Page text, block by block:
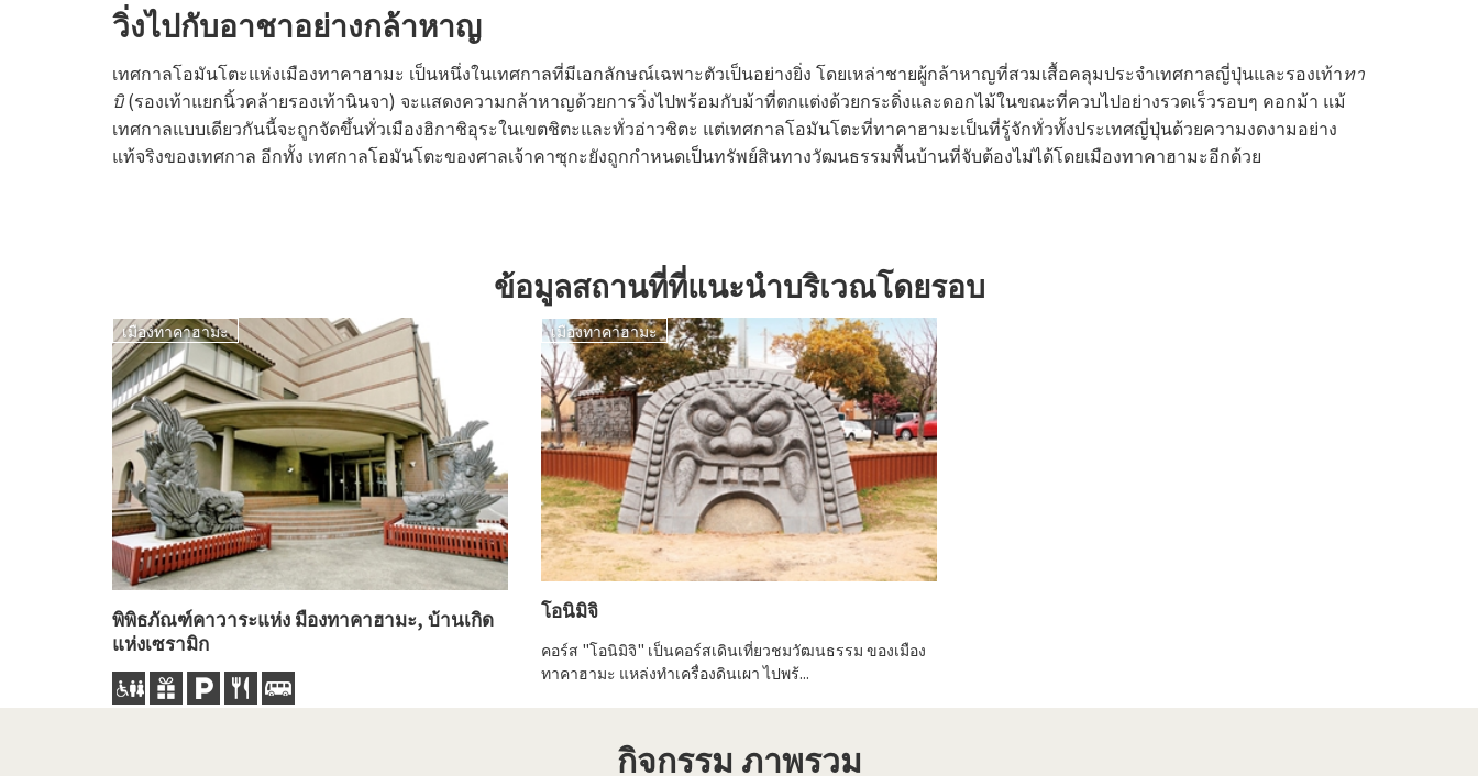
วิ่งไปกับอาชาอย่างกล้าหาญ
เทศกาลโอมันโตะแห่งเมืองทาคาฮามะ เป็นหนึ่งในเทศกาลที่มีเอกลักษณ์เฉพาะตัวเป็นอย่างยิ่ง โดยเหล่าชายผู้กล้าหาญที่สวมเสื้อคลุมประจำเทศกาลญี่ปุ่นและรองเท้าทา
บิ(รองเท้าแยกนิ้วคล้ายรองเท้านินจา) จะแสดงความกล้าหาญด้วยการวิ่งไปพร้อมกับม้าที่ตกแต่งด้วยกระดิ่งและดอกไม้ในขณะที่ควบไปอย่างรวดเร็วรอบๆ คอกม้า แม้
เทศกาลแบบเดียวกันนี้จะถูกจัดขึ้นทั่วเมืองฮิกาชิอุระในเขตชิตะและทั่วอ่าวชิตะ แต่เทศกาลโอมันโตะที่ทาคาฮามะเป็นที่รู้จักทั่วทั้งประเทศญี่ปุ่นด้วยความงดงามอย่าง
แท้จริงของเทศกาล อีกทั้ง เทศกาลโอมันโตะของศาลเจ้าคาซุกะยังถูกกำหนดเป็นทรัพย์สินทางวัฒนธรรมพื้นบ้านที่จับต้องไม่ได้โดยเมืองทาคาฮามะอีกด้วย
ข้อมูลสถานที่ที่แนะนำบริเวณโดยรอบ
เมืองทาคาฮามะ
พิพิธภัณฑ์คาวาระแห่ง มืองทาคาฮามะ, บ้านเกิด
แห่งเซรามิก
เมืองทาคาฮามะ
โอนิมิจิ
คอร์ส "โอนิมิจิ" เป็นคอร์สเดินเที่ยวชมวัฒนธรรม ของเมือง
ทาคาฮามะ แหล่งทำเครื่องดินเผา ไปพร้...
กิจกรรม ภาพรวม